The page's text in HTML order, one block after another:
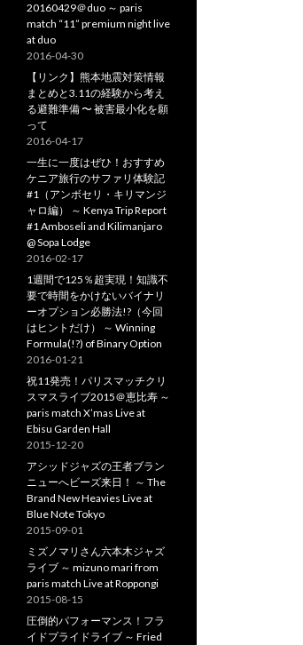
20160429＠duo ～ paris
match “11” premium night live
at duo
2016-04-30
【リンク】熊本地震対策情報
まとめと3.11の経験から考え
る避難準備 〜 被害最小化を願
って
2016-04-17
一生に一度はぜひ！おすすめ
ケニア旅行のサファリ体験記
#1（アンボセリ・キリマンジ
ャロ編） ～ Kenya Trip Report
#1 Amboseli and Kilimanjaro
@ Sopa Lodge
2016-02-17
1週間で125％超実現！知識不
要で時間をかけないバイナリ
ーオプション必勝法!?（今回
はヒントだけ） ～ Winning
Formula(!?) of Binary Option
2016-01-21
祝11発売！パリスマッチクリ
スマスライブ2015＠恵比寿 ～
paris match X’mas Live at
Ebisu Garden Hall
2015-12-20
アシッドジャズの王者ブラン
ニューへビーズ来日！ ～ The
Brand New Heavies Live at
Blue Note Tokyo
2015-09-01
ミズノマリさん六本木ジャズ
ライブ ～ mizuno mari from
paris match Live at Roppongi
2015-08-15
圧倒的パフォーマンス！フラ
イドプライドライブ ～ Fried